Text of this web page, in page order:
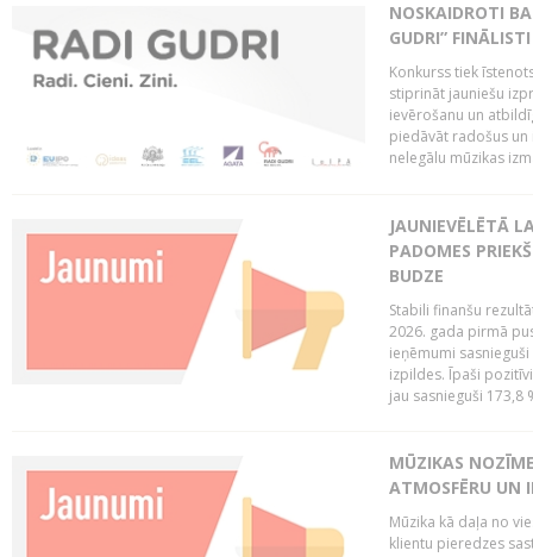
NOSKAIDROTI
GUDRI” FINĀLISTI
Konkurss tiek
stiprināt jauniešu
ievērošanu un
piedāvāt radošus
nelegālu mūzikas
JAUNIEVĒLĒTĀ
PADOMES
BUDZE
Stabili finanšu
2026. gada pirmā
ieņēmumi
izpildes. Īpaši
jau sasnieguši 173,8
MŪZIKAS
ATMOSFĒRU UN
Mūzika kā daļa no
klientu pieredzes